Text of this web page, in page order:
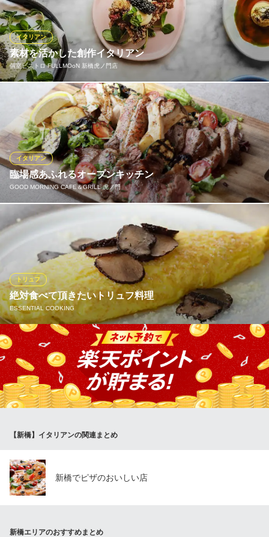
ように、バル感覚で再現！是非メニューをご覧ください！
IL COVO
イタリアンバル＆テラス
ＪＲ新橋駅烏森口 徒歩2分
東京都港区新橋3-13-10 平田ビル3・4F
素材を活かした創作イタリアン
個室ビストロ FULLMOoN 新橋虎ノ門店
イタリアン
濃厚なチーズ、完熟トマト、香り高いハーブなど、厳選した食材
を活かした本格イタリアンをご提供。パスタやカルパッチョ、グ
リル料理まで、シェフの技とセンスが光る逸品揃い。ワインとの
マリアージュもぜひお楽しみください。
個室ビストロ FULLMOoN 新橋虎ノ門店
新橋 個室 ビストロ
地下鉄日比谷線虎ノ門ヒルズ駅 徒歩3分
東京都港区西新橋1-23-9 河野ビル
臨場感あふれるオープンキッチン
GOOD MORNING CAFE＆GRILL 虎ノ門
イタリアン
お客様との距離が近いオープンキッチンでシェフが一つ一つの料
理に魂こめて調理します。オープンキッチンならではの、包丁の
とんとんとんという音や、鉄板料理の香ばしい香りが店内の雰囲
気を作っていきます。また、こだわり旬の野菜や様々な肉を使用
した創作料理はGMCGでしか食べることのできないラインナップ
ばかりです！
GOOD MORNING CAFE＆GRILL 虎ノ門
カフェ＆グリル
地下鉄銀座線虎ノ門駅 徒歩5分
東京都港区西新橋2-16-6
絶対食べて頂きたいトリュフ料理
ESSENTIAL COOKING
トリュフ
当店人気メニューの『黒トリュフとパルミジャーノのオムレツ』
トリュフとチーズの香りがたまらない逸品！ほかに「黒トリュフ
掛けリゾット」は目の前で削る演出と香りをお楽しみ下さい！ス
タイリッシュな店内は、カウンター席からテーブル席をご用意し
ております！40名様までのパーティープランお気軽にご相談くだ
さい！
ESSENTIAL COOKING
ＪＲ新橋駅 徒歩3分
東京都港区新橋3-11-5 新橋協同ビル1F
【新橋】イタリアンの関連まとめ
新橋でピザのおいしい店
新橋エリアのおすすめまとめ